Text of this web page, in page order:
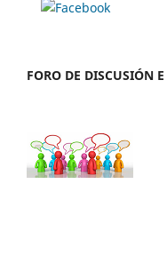
FORO DE DISCUSIÓN